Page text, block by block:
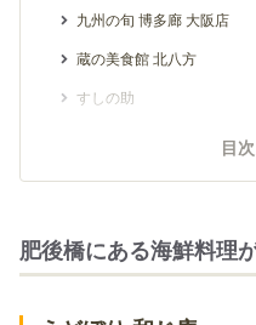
九州の旬 博多廊 大阪店
蔵の美食館 北八方
すしの助
肥後橋にある焼鳥がおすすめ
ひっとべ
目
肥後橋にある海鮮料理